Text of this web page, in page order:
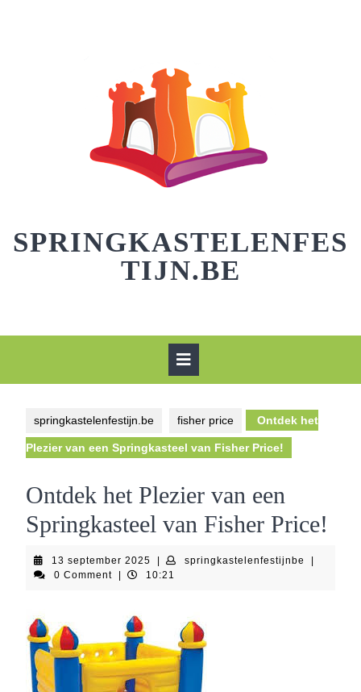
SPRINGKASTELENFES
TIJN.BE
springkastelenfestijn.be fisher price Ontdek het
Plezier van een Springkasteel van Fisher Price!
Ontdek het Plezier van een
Springkasteel van Fisher Price!
13 september 2025 13
september
springkastelenfestijnbe
0 Comment
10:21